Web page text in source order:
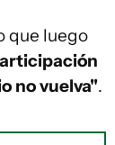
que luego
no vuelva".